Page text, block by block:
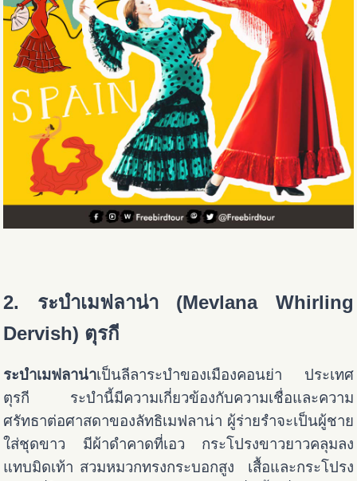
2. ระบำเมฟลาน่า (Mevlana Whirling
Dervish) ตุรกี
ระบำเมฟลาน่าเป็นลีลาระบำของเมืองคอนย่า ประเทศ
ตุรกี ระบำนี้มีความเกี่ยวข้องกับความเชื่อและความ
ศรัทธาต่อศาสดาของลัทธิเมฟลาน่า ผู้ร่ายรำจะเป็นผู้ชาย
ใส่ชุดขาว มีผ้าดำคาดที่เอว กระโปรงขาวยาวคลุมลง
แทบมิดเท้า สวมหมวกทรงกระบอกสูง เสื้อและกระโปรง